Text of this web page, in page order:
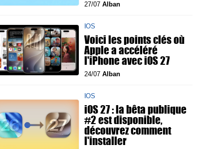
27/07 Alban
IOS
Voici les points clés où
Apple a accéléré
l'iPhone avec iOS 27
24/07 Alban
IOS
iOS 27 : la bêta publique
#2 est disponible,
découvrez comment
l'installer